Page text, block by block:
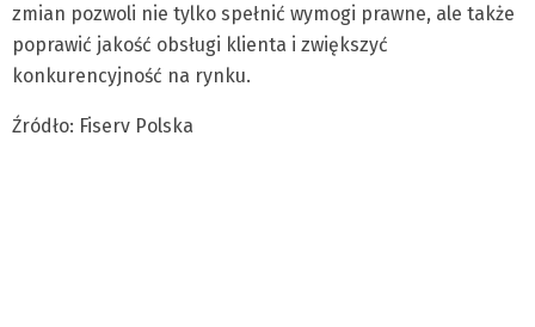
zmian pozwoli nie tylko spełnić wymogi prawne, ale także
poprawić jakość obsługi klienta i zwiększyć
konkurencyjność na rynku.
Źródło: Fiserv Polska